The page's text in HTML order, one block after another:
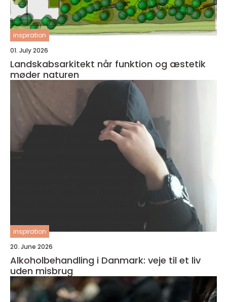
inspiration
01. July 2026
Landskabsarkitekt når funktion og æstetik
møder naturen
inspiration
20. June 2026
Alkoholbehandling i Danmark: veje til et liv
uden misbrug